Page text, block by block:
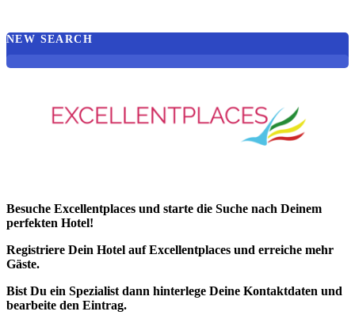
NEW SEARCH
Besuche Excellentplaces und starte die Suche nach Deinem
perfekten Hotel!
Registriere Dein Hotel auf Excellentplaces und erreiche mehr
Gäste.
Bist Du ein Spezialist dann hinterlege Deine Kontaktdaten und
bearbeite den Eintrag.